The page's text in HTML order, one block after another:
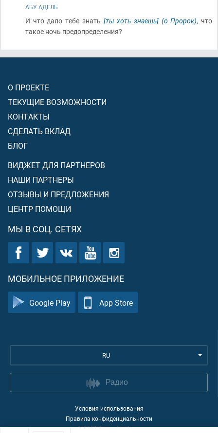
АБУ АДЕЛЬ
И что дало тебе знать [ты хоть знаешь] (о Пророк), что
такое ночь предопределения?
О ПРОЕКТЕ
ТЕКУЩИЕ ВОЗМОЖНОСТИ
КОНТАКТЫ
СДЕЛАТЬ ВКЛАД
БЛОГ
ВИДЖЕТ ДЛЯ ПАРТНЕРОВ
НАШИ ПАРТНЕРЫ
ОТЗЫВЫ И ПРЕДЛОЖЕНИЯ
ЦЕНТР ПОМОЩИ
МЫ В СОЦ. СЕТЯХ
МОБИЛЬНОЕ ПРИЛОЖЕНИЕ
Google Play App Store
RU
Радио
Условия использования
Правила конфиденциальности
©2026Quran Academy